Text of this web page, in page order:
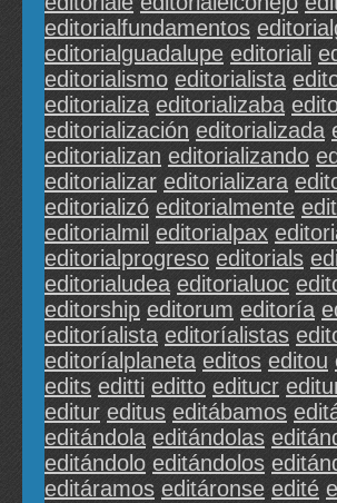
editorialfundamentos
editorialguadalupe editoriali
editorialismo editorialista
editorializa editorializaba
editorialización editorializada
editorializan editorializando
editorializar editorializara
editorializó editorialmente
editorialmil editorialpax
editorialprogreso editorials
editorialudea editorialuoc
editorship editorum editoría
editoríalista editoríalistas
editoríalplaneta editos editou
edits editti editto editucr
editur editus editábamos
editándola editándolas
editándolo editándolos
editáramos editáronse edité